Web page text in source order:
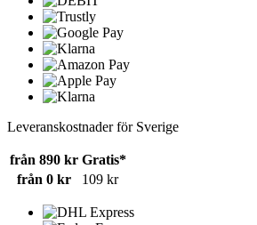
Leveranskostnader för Sverige
från 890 kr Gratis*
från 0 kr
109 kr